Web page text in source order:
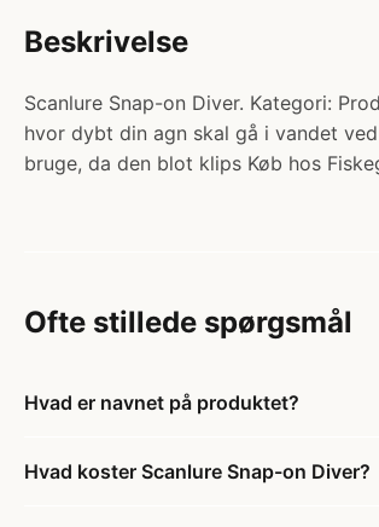
Beskrivelse
Scanlure Snap-on Diver. Kategori:
hvor dybt din agn skal gå i vandet
bruge, da den blot klips Køb hos
Ofte stillede spørgsmål
Hvad er navnet på produktet?
Hvad koster Scanlure Snap-on Diver?